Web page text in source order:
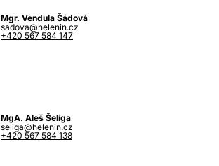
Mgr. Vendula Šádová
sadova@helenin.cz
+420 567 584 147
MgA. Aleš Šeliga
seliga@helenin.cz
+420 567 584 138